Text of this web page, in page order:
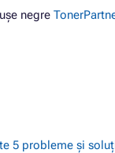
negre
5 probleme și